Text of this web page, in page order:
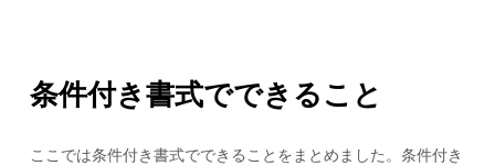
条件付き書式でできること
ここでは条件付き書式でできることをまとめました。条件付き